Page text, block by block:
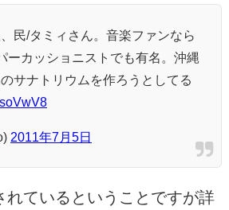
民/タミィさん。音楽ファンなら
ーカッショニストでも有名。沖縄
サナトリウムを作ろうとしてる
2011年7月5日
れているということですが詳